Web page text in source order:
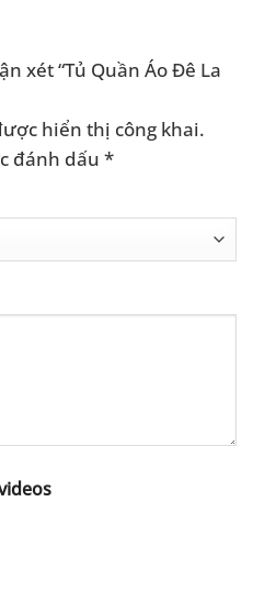
xét “Tủ Quần Áo Đê La
hiển thị công khai.
đánh dấu *